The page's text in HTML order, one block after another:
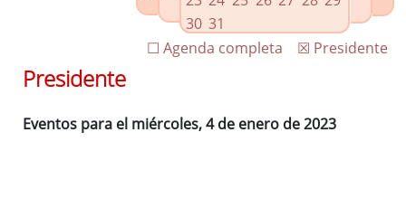
Oficina de Proyectos Europeos
30 31
☒ Presidente
☐ Agenda completa
Presidente
Eventos para el miércoles, 4 de enero de 2023